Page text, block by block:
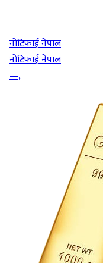
नोटिफाई नेपाल
नोटिफाई नेपाल
—,